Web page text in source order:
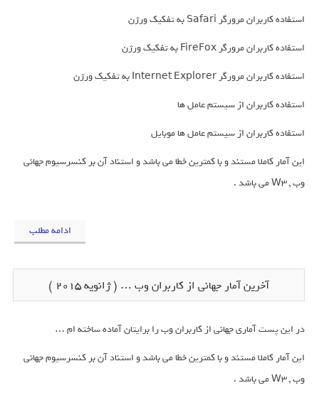
استفاده کاربران مرورگر Safari به تفکیک ورژن
استفاده کاربران مرورگر FireFox به تفکیک ورژن
استفاده کاربران مرورگر Internet Explorer به تفکیک ورژن
استفاده کاربران از سیستم عامل ها
استفاده کاربران از سیستم عامل ها موبایل
این آمار کاملا مستند و با کمترین خطا می باشد و استناد آن بر کنسرسیوم جهانی
وب , W3 می باشد .
ادامه مطلب
آخرین آمار جهانی از کاربران وب … ( ژانویه 2015 )
در این پست آماری جهانی از کاربران وب را برایتان آماده ساخته ام …
این آمار کاملا مستند و با کمترین خطا می باشد و استناد آن بر کنسرسیوم جهانی
وب , W3 می باشد .